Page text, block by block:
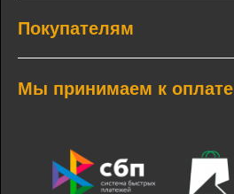
Покупателям
Мы принимаем к оплате